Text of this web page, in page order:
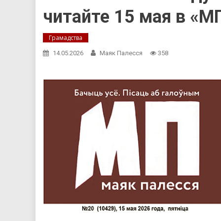
читайте 15 мая в
Грамадства
14.05.2026 Маяк Палесся 358